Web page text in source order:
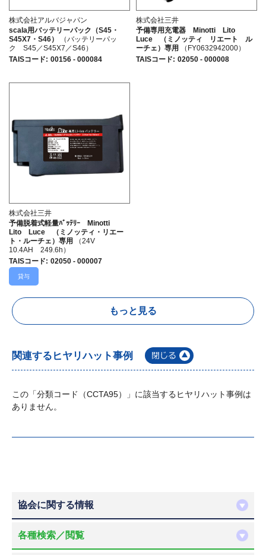
株式会社アルバジャパン
scala用バッテリーパック（S45・
S45X7・S46）
（バッテリーパッ
ク S45／S45X7／S46）
TAISコード: 00156 - 000084
株式会社三井
予備専用充電器 Minotti Lito
Luce （ミノッティ リエート ル
ーチェ）専用
（FY0632942000）
TAISコード: 02050 - 000008
株式会社三井
予備脱着式軽量ﾊﾞｯﾃﾘｰ Minotti
Lito Luce （ミノッティ・リエー
ト・ルーチェ）専用
（24V
10.4AH 249.6h）
TAISコード: 02050 - 000007
貸与
もっと見る
関連するヒヤリハット事例
この「分類コード（CCTA95）」に該当するヒヤリハット事例は
ありません。
協会に関する情報
各種検索／閲覧